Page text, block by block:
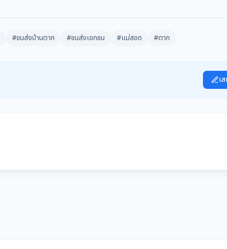
#ขนส่งบ้านตาก #ขนส่งเอกชน #แม่สอด #ตาก
เ